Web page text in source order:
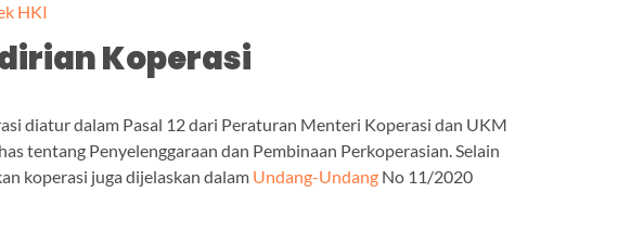
HKI
Koperasi
diatur dalam Pasal 12 dari Peraturan Menteri Koperasi dan UKM
tentang Penyelenggaraan dan Pembinaan Perkoperasian. Selain
koperasi juga dijelaskan dalam Undang-Undang No 11/2020